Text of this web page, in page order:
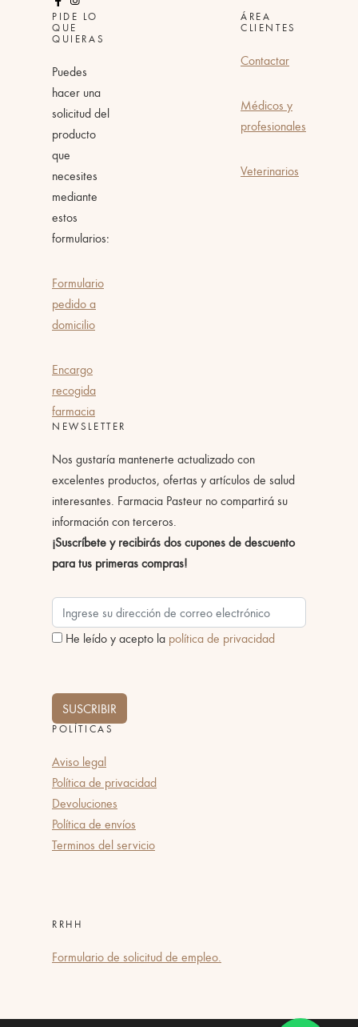
PIDE LO
QUE
QUIERAS
Puedes
hacer una
solicitud del
producto
que
necesites
mediante
estos
formularios:
Formulario
pedido a
domicilio
Encargo
recogida
farmacia
ÁREA
CLIENTES
Contactar
Médicos y
profesionales
Veterinarios
NEWSLETTER
Nos gustaría mantenerte actualizado con
excelentes productos, ofertas y artículos de salud
interesantes. Farmacia Pasteur no compartirá su
información con terceros.
¡Suscríbete y recibirás dos cupones de descuento
para tus primeras compras!
He leído y acepto la política de privacidad
SUSCRIBIR
POLÍTICAS
Aviso legal
Política de privacidad
Devoluciones
Política de envíos
Terminos del servicio
RRHH
Formulario de solicitud de empleo.